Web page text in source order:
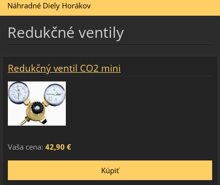
Náhradné Diely Horákov
Redukčné ventily
Redukčný ventil CO2 mini
Vaša cena: 42,90 €